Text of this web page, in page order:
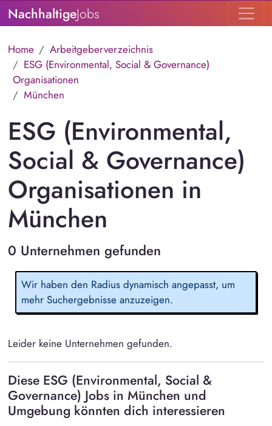
NachhaltigeJobs
Home
Arbeitgeberverzeichnis
ESG (Environmental, Social & Governance)
Organisationen
München
ESG (Environmental,
Social & Governance)
Organisationen in
München
0 Unternehmen gefunden
Wir haben den Radius dynamisch angepasst, um
mehr Suchergebnisse anzuzeigen.
Leider keine Unternehmen gefunden.
Diese ESG (Environmental, Social &
Governance) Jobs in München und
Umgebung könnten dich interessieren